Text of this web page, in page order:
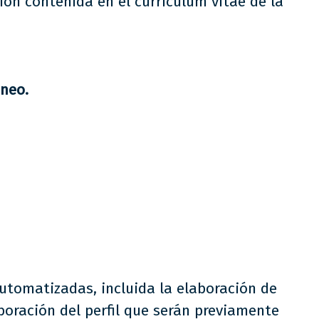
incluida la elaboración de
del perfil que serán previamente